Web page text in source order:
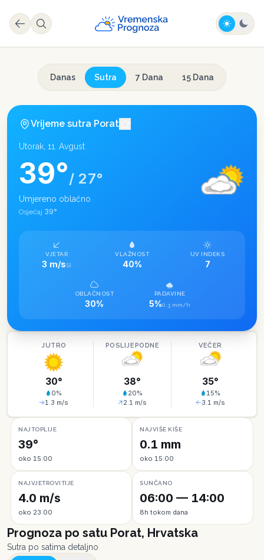
Danas Sutra 7 Dana 15 Dana
Vrijeme sutra Porat
Utorak, 11. Avgust
39°/ 27°
Umjereno oblačno
Osjećaj 39°
VJETAR
3 m/sSI
VLAŽNOST
40%
UV INDEKS
7
OBLAČNOST
30%
PADAVINE
5%0.3 mm/h
JUTRO
30°
0%
1.3 m/s
POSLIJEPODNE
38°
20%
2.1 m/s
VEČER
35°
15%
3.1 m/s
NAJTOPLIJE
39°
oko 15:00
NAJVIŠE KIŠE
0.1 mm
oko 15:00
NAJVJETROVITIJE
4.0 m/s
oko 23:00
SUNČANO
06:00 — 14:00
8h tokom dana
Prognoza po satu Porat, Hrvatska
Sutra po satima detaljno